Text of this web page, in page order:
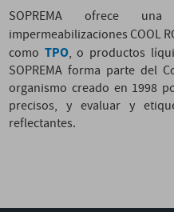
SOPREMA ofrece
impermeabilizaciones COOL
como TPO, o productos
SOPREMA forma parte del
organismo creado en 1998
precisos, y evaluar y
reflectantes.